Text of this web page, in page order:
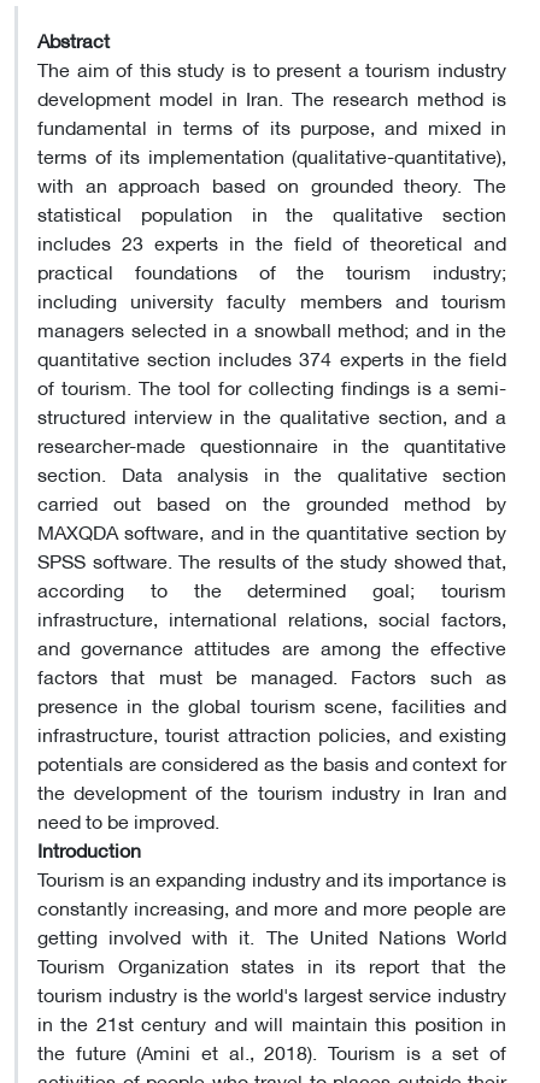
Abstract
The aim of this study is to present a tourism industry
development model in Iran. The research method is
fundamental in terms of its purpose, and mixed in
terms of its implementation (qualitative-quantitative),
with an approach based on grounded theory. The
statistical population in the qualitative section
includes 23 experts in the field of theoretical and
practical foundations of the tourism industry;
including university faculty members and tourism
managers selected in a snowball method; and in the
quantitative section includes 374 experts in the field
of tourism. The tool for collecting findings is a semi-
structured interview in the qualitative section, and a
researcher-made questionnaire in the quantitative
section. Data analysis in the qualitative section
carried out based on the grounded method by
MAXQDA software, and in the quantitative section by
SPSS software. The results of the study showed that,
according to the determined goal; tourism
infrastructure, international relations, social factors,
and governance attitudes are among the effective
factors that must be managed. Factors such as
presence in the global tourism scene, facilities and
infrastructure, tourist attraction policies, and existing
potentials are considered as the basis and context for
the development of the tourism industry in Iran and
need to be improved.
Introduction
Tourism is an expanding industry and its importance is
constantly increasing, and more and more people are
getting involved with it. The United Nations World
Tourism Organization states in its report that the
tourism industry is the world's largest service industry
in the 21st century and will maintain this position in
the future (Amini et al., 2018). Tourism is a set of